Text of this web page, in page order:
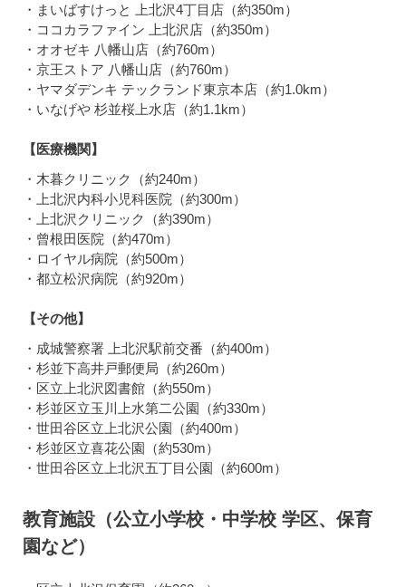
・まいばすけっと 上北沢4丁目店（約350m）
・ココカラファイン 上北沢店（約350m）
・オオゼキ 八幡山店（約760m）
・京王ストア 八幡山店（約760m）
・ヤマダデンキ テックランド東京本店（約1.0km）
・いなげや 杉並桜上水店（約1.1km）
【医療機関】
・木暮クリニック（約240m）
・上北沢内科小児科医院（約300m）
・上北沢クリニック（約390m）
・曾根田医院（約470m）
・ロイヤル病院（約500m）
・都立松沢病院（約920m）
【その他】
・成城警察署 上北沢駅前交番（約400m）
・杉並下高井戸郵便局（約260m）
・区立上北沢図書館（約550m）
・杉並区立玉川上水第二公園（約330m）
・世田谷区立上北沢公園（約400m）
・杉並区立喜花公園（約530m）
・世田谷区立上北沢五丁目公園（約600m）
教育施設（公立小学校・中学校 学区、保育
園など）